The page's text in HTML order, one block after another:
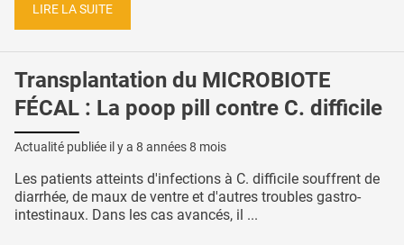
LIRE LA SUITE
Transplantation du MICROBIOTE
FÉCAL : La poop pill contre C. difficile
Actualité publiée il y a 8 années 8 mois
Les patients atteints d'infections à C. difficile souffrent de
diarrhée, de maux de ventre et d'autres troubles gastro-
intestinaux. Dans les cas avancés, il ...